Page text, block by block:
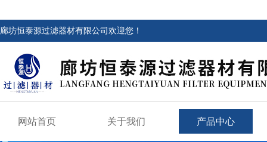
廊坊恒泰源过滤器材有限公司欢迎您！
网站首页 关于我们 产品中心